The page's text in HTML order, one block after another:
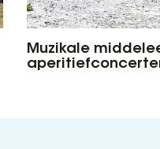
Muzikale